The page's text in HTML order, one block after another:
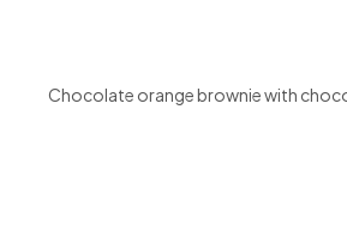
Chocolate orange brownie with